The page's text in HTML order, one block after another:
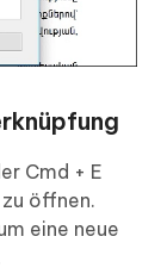
Cmd + E
öffnen.
eine neue